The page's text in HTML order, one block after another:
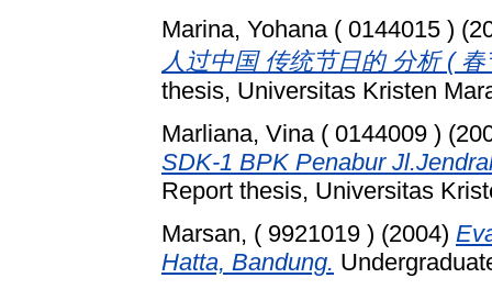
Marina, Yohana ( 0144015 )
人过中国 传统节日的 分析 (
thesis, Universitas Kristen
Marliana, Vina ( 0144009 )
SDK-1 BPK Penabur
Report thesis, Universitas
Marsan, ( 9921019 ) (2004)
Hatta, Bandung.